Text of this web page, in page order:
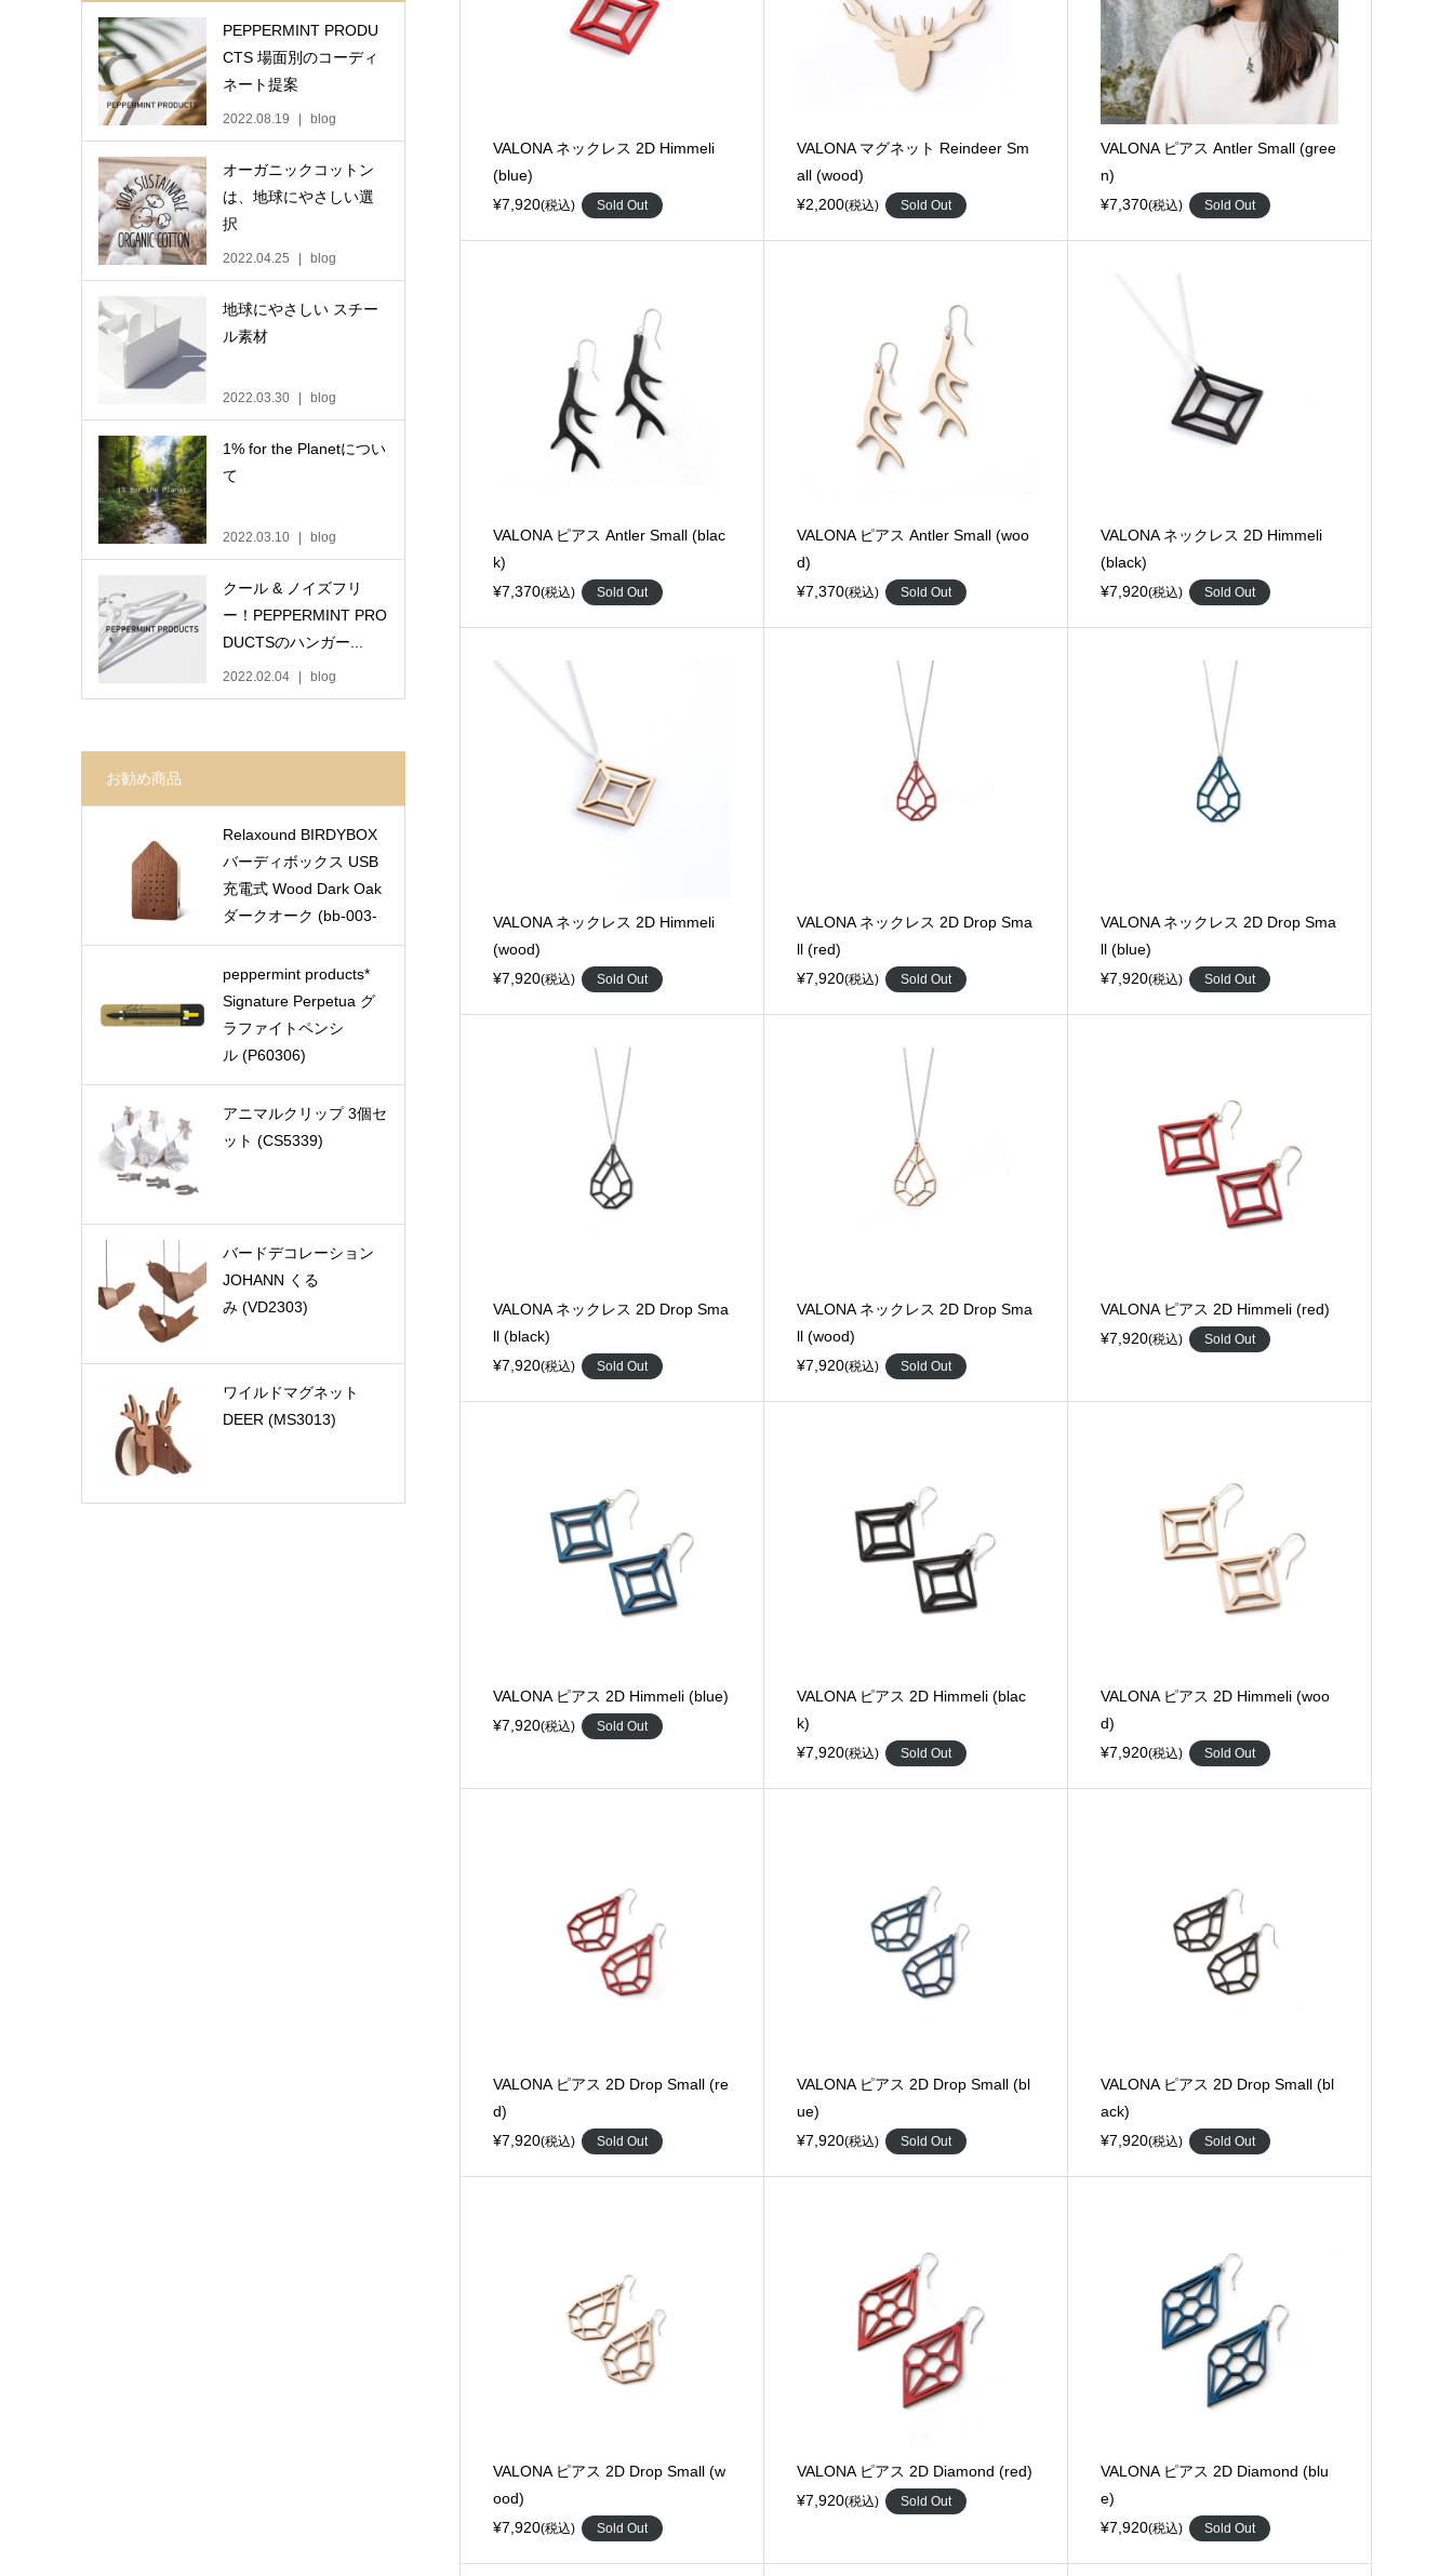
VALONA ネックレス 2D Himmeli
(blue)
¥7,920(税込) Sold Out
VALONA マグネット Reindeer Sm
all (wood)
¥2,200(税込) Sold Out
VALONA ピアス Antler Small (gree
n)
¥7,370(税込) Sold Out
VALONA ピアス Antler Small (blac
k)
¥7,370(税込) Sold Out
VALONA ピアス Antler Small (woo
d)
¥7,370(税込) Sold Out
VALONA ネックレス 2D Himmeli
(black)
¥7,920(税込) Sold Out
VALONA ネックレス 2D Himmeli
(wood)
¥7,920(税込) Sold Out
VALONA ネックレス 2D Drop Sma
ll (red)
¥7,920(税込) Sold Out
VALONA ネックレス 2D Drop Sma
ll (blue)
¥7,920(税込) Sold Out
VALONA ネックレス 2D Drop Sma
ll (black)
¥7,920(税込) Sold Out
VALONA ネックレス 2D Drop Sma
ll (wood)
¥7,920(税込) Sold Out
VALONA ピアス 2D Himmeli (red)
¥7,920(税込) Sold Out
VALONA ピアス 2D Himmeli (blue)
¥7,920(税込) Sold Out
VALONA ピアス 2D Himmeli (blac
k)
¥7,920(税込) Sold Out
VALONA ピアス 2D Himmeli (woo
d)
¥7,920(税込) Sold Out
VALONA ピアス 2D Drop Small (re
d)
¥7,920(税込) Sold Out
VALONA ピアス 2D Drop Small (bl
ue)
¥7,920(税込) Sold Out
VALONA ピアス 2D Drop Small (bl
ack)
¥7,920(税込) Sold Out
VALONA ピアス 2D Drop Small (w
ood)
¥7,920(税込) Sold Out
VALONA ピアス 2D Diamond (red)
¥7,920(税込) Sold Out
VALONA ピアス 2D Diamond (blu
e)
¥7,920(税込) Sold Out
PEPPERMINT PRODU
CTS 場面別のコーディ
ネート提案
2022.08.19 blog
オーガニックコットン
は、地球にやさしい選
択
2022.04.25 blog
地球にやさしい スチー
ル素材
2022.03.30 blog
1% for the Planetについ
て
2022.03.10 blog
クール & ノイズフリ
ー！PEPPERMINT PRO
DUCTSのハンガー...
2022.02.04 blog
お勧め商品
Relaxound BIRDYBOX
バーディボックス USB
充電式 Wood Dark Oak
ダークオーク (bb-003-
oa)
peppermint products*
Signature Perpetua グ
ラファイトペンシ
ル (P60306)
アニマルクリップ 3個セ
ット (CS5339)
バードデコレーション
JOHANN くる
み (VD2303)
ワイルドマグネット
DEER (MS3013)